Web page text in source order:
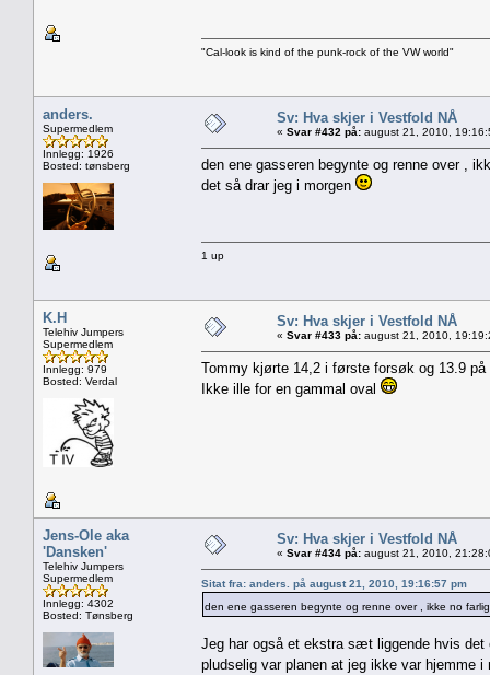
"Cal-look is kind of the punk-rock of the VW world"
anders.
Supermedlem
Innlegg: 1926
Bosted: tønsberg
Sv: Hva skjer i Vestfold NÅ
« Svar #432 på: august 21, 2010,
den ene gasseren begynte og renne over ,
det så drar jeg i morgen
1 up
K.H
Telehiv Jumpers
Supermedlem
Innlegg: 979
Bosted: Verdal
Sv: Hva skjer i Vestfold NÅ
« Svar #433 på: august 21, 2010,
Tommy kjørte 14,2 i første forsøk og 13.9 på
Ikke ille for en gammal oval
Jens-Ole aka
'Dansken'
Telehiv Jumpers
Supermedlem
Innlegg: 4302
Bosted: Tønsberg
Sv: Hva skjer i Vestfold NÅ
« Svar #434 på: august 21, 2010,
Sitat fra: anders. på august 21, 2010, 19:16:57 pm
den ene gasseren begynte og renne over , ikke no
Jeg har også et ekstra sæt liggende hvis
pludselig var planen at jeg ikke var hjemme